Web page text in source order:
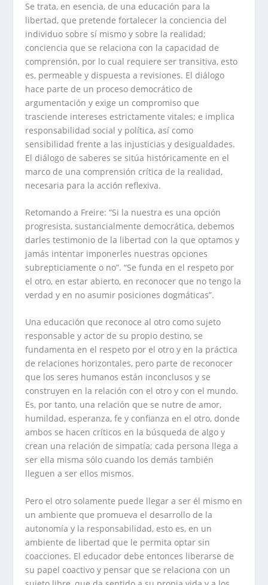
Se trata, en esencia, de una educación para la
libertad, que pretende fortalecer la conciencia del
individuo sobre sí mismo y sobre la realidad;
conciencia que se relaciona con la capacidad de
comprensión, por lo cual requiere ser transitiva, esto
es, permeable y dispuesta a revisiones. El diálogo
hace parte de un proceso democrático de
argumentación y exige un compromiso que
trasciende intereses estrictamente vitales; e implica
responsabilidad social y política, así como
sensibilidad frente a las injusticias y desigualdades.
El diálogo de saberes se sitúa históricamente en el
marco de una comprensión crítica de la realidad,
necesaria para la acción reflexiva.
Retomando a Freire: “Si la nuestra es una opción
progresista, sustancialmente democrática, debemos
darles testimonio de la libertad con la que optamos y
jamás intentar imponerles nuestras opciones
subrepticiamente o no”. “Se funda en el respeto por
el otro, en estar abierto, en reconocer que no tengo la
verdad y en no asumir posiciones dogmáticas”.
Una educación que reconoce al otro como sujeto
responsable y actor de su propio destino, se
fundamenta en el respeto por el otro y en la práctica
de relaciones horizontales, pero parte de reconocer
que los seres humanos están inconclusos y se
construyen en la relación con el otro y con el mundo.
Es, por tanto, una relación que se nutre de amor,
humildad, esperanza, fe y confianza en el otro, donde
ambos se hacen críticos en la búsqueda de algo y
crean una relación de simpatía; cada persona llega a
ser ella misma sólo cuando los demás también
lleguen a ser ellos mismos.
Pero el otro solamente puede llegar a ser él mismo en
un ambiente que promueva el desarrollo de la
autonomía y la responsabilidad, esto es, en un
ambiente de libertad que le permita optar sin
coacciones. El educador debe entonces liberarse de
su papel coactivo y pensar que se relaciona con un